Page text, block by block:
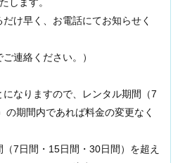
け早く、お電話にてお知らせく
連絡ください。）
なりますので、レンタル期間（7
の期間内であれば料金の変更なく
7日間・15日間・30日間）を超え